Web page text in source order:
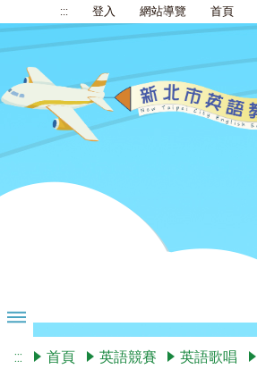
::: 登入 網站導覽 首頁
::: 首頁 英語競賽 英語歌唱